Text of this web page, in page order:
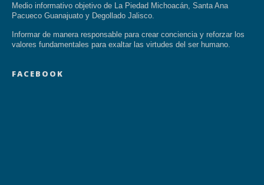
Medio informativo objetivo de La Piedad Michoacán, Santa Ana
Pacueco Guanajuato y Degollado Jalisco.
Informar de manera responsable para crear conciencia y reforzar los
valores fundamentales para exaltar las virtudes del ser humano.
FACEBOOK